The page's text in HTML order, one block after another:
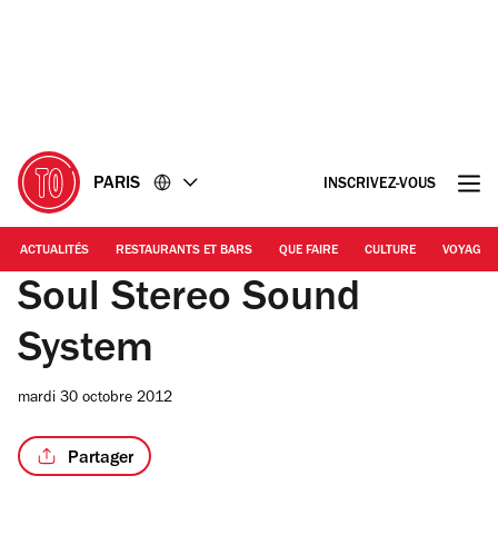
PARIS INSCRIVEZ-VOUS
ACTUALITÉS RESTAURANTS ET BARS QUE FAIRE CULTURE VOYAGE
Soul Stereo Sound
System
mardi 30 octobre 2012
Partager